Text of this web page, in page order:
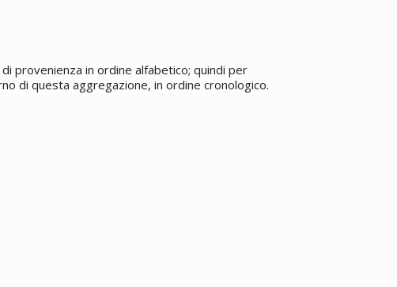
provenienza in ordine alfabetico; quindi per
di questa aggregazione, in ordine cronologico.